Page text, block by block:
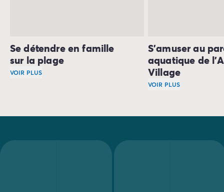
Se détendre en famille
sur la plage
VOIR PLUS
station balnéaire
S'amuser au
aquatique de
Village
VOIR PLUS
Pour les plus